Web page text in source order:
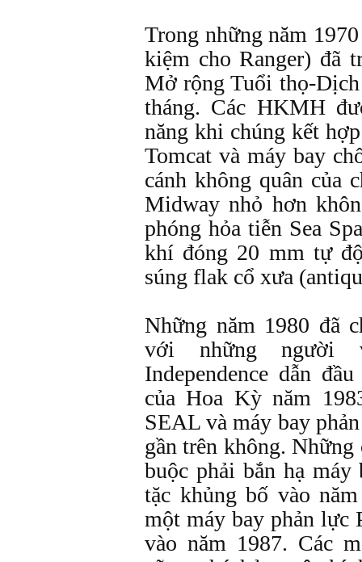
Trong những năm
kiệm cho Ranger) đã
Mở rộng Tuổi thọ-
tháng. Các HKMH
năng khi chúng kết
Tomcat và máy bay
cánh không quân của
Midway nhỏ hơn
phóng hỏa tiễn Sea
khí đóng 20 mm tự
súng flak cổ xưa
Những năm 1980 đã
với những người
Independence dẫn
của Hoa Kỳ năm
SEAL và máy bay
gần trên không. Những
buộc phải bắn hạ
tặc khủng bố vào
một máy bay phản lực
vào năm 1987. Các